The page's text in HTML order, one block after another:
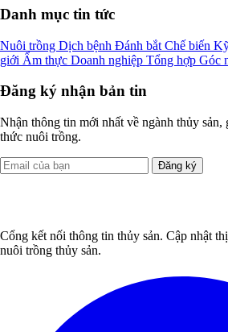
Danh mục tin tức
Nuôi trồng Dịch bệnh Đánh bắt Chế biến
giới Ẩm thực Doanh nghiệp Tổng hợp Góc
Đăng ký nhận bản tin
Nhận thông tin mới nhất về ngành thủy sản,
thức nuôi trồng.
Đăng ký
Cổng kết nối thông tin thủy sản. Cập nhật
nuôi trồng thủy sản.